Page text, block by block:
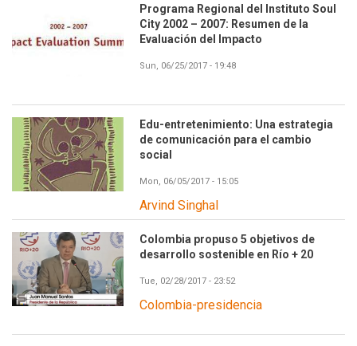
Programa Regional del Instituto Soul
City 2002 – 2007: Resumen de la
Evaluación del Impacto
Sun, 06/25/2017 - 19:48
Edu-entretenimiento: Una estrategia
de comunicación para el cambio
social
Mon, 06/05/2017 - 15:05
Arvind Singhal
Colombia propuso 5 objetivos de
desarrollo sostenible en Río + 20
Tue, 02/28/2017 - 23:52
Colombia-presidencia